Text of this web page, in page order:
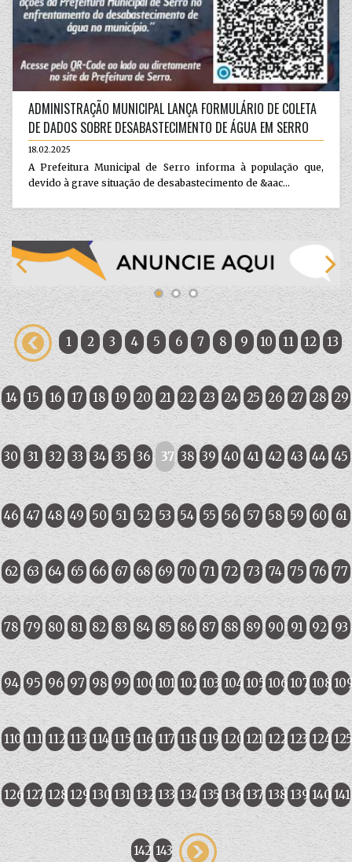
ADMINISTRAÇÃO MUNICIPAL LANÇA FORMULÁRIO DE COLETA
DE DADOS SOBRE DESABASTECIMENTO DE ÁGUA EM SERRO
18.02.2025
A Prefeitura Municipal de Serro informa à população que,
devido à grave situação de desabastecimento de &aac...
1 2 3 4 5 6 7 8 9 10 11 12 13
14 15 16 17 18 19 20 21 22 23 24 25 26 27 28 29
30 31 32 33 34 35 36 37 38 39 40 41 42 43 44 45
46 47 48 49 50 51 52 53 54 55 56 57 58 59 60 61
62 63 64 65 66 67 68 69 70 71 72 73 74 75 76 77
78 79 80 81 82 83 84 85 86 87 88 89 90 91 92 93
94 95 96 97 98 99 100101 102 103 104 105 106 107 108
110 111 112 113 114 115 116 117 118 119 120121 122 123 124 125
126 127 128 129130 131 132 133 134 135 136 137 138 139 140 141
142 143